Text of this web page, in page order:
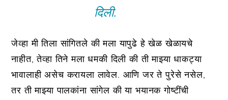
दिली.
जेव्हा मी तिला सांगितले की मला यापुढे हे खेळ खेळायचे
नाहीत, तेव्हा तिने मला धमकी दिली की ती माझ्या धाकट्या
भावालाही असेच करायला लावेल. आणि जर ते पुरेसे नसेल,
तर ती माझ्या पालकांना सांगेल की या भयानक गोष्टींची